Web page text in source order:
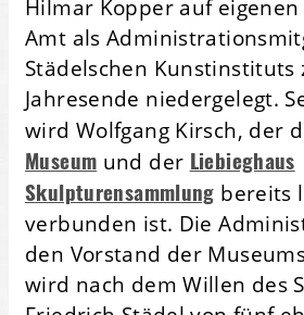
Hilmar Kopper auf eigenen
Amt als
Städelschen Kunstinstituts
Jahresende niedergelegt.
wird Wolfgang Kirsch, der
Museum und der Liebieghaus
Skulpturensammlung bereits
verbunden ist. Die
den Vorstand der
wird nach dem Willen des